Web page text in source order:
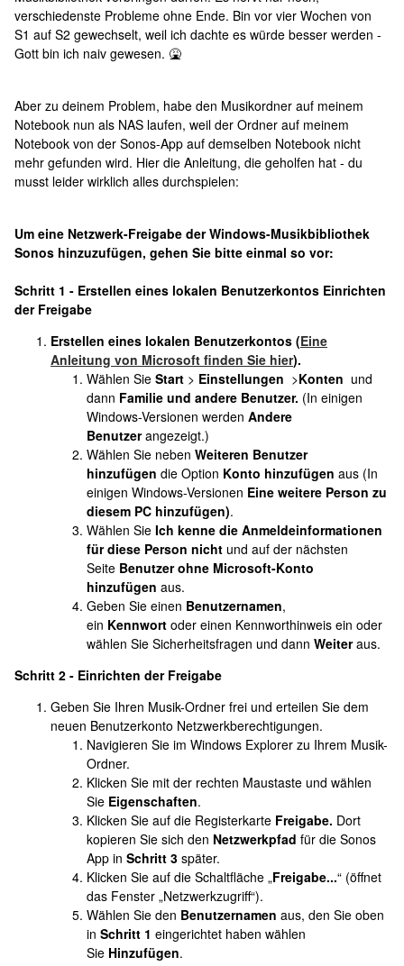
verschiedenste Probleme ohne Ende. Bin vor vier Wochen von
S1 auf S2 gewechselt, weil ich dachte es würde besser werden -
Gott bin ich naiv gewesen. 🤮
Aber zu deinem Problem, habe den Musikordner auf meinem
Notebook nun als NAS laufen, weil der Ordner auf meinem
Notebook von der Sonos-App auf demselben Notebook nicht
mehr gefunden wird. Hier die Anleitung, die geholfen hat - du
musst leider wirklich alles durchspielen:
Um eine Netzwerk-Freigabe der Windows-Musikbibliothek
Sonos hinzuzufügen, gehen Sie bitte einmal so vor:
Schritt 1 - Erstellen eines lokalen Benutzerkontos Einrichten
der Freigabe
Erstellen eines lokalen Benutzerkontos (Eine
Anleitung von Microsoft finden Sie hier).
Wählen Sie Start > Einstellungen >Konten und
dann Familie und andere Benutzer. (In einigen
Windows-Versionen werden Andere
Benutzerangezeigt.)
Wählen Sie neben Weiteren Benutzer
hinzufügen die Option Konto hinzufügen aus (In
einigen Windows-Versionen Eine weitere Person zu
diesem PC hinzufügen).
Wählen Sie Ich kenne die Anmeldeinformationen
für diese Person nicht und auf der nächsten
Seite Benutzer ohne Microsoft-Konto
hinzufügen aus.
Geben Sie einen Benutzernamen,
ein Kennwort oder einen Kennworthinweis ein oder
wählen Sie Sicherheitsfragen und dann Weiteraus.
Schritt 2 - Einrichten der Freigabe
Geben Sie Ihren Musik-Ordner frei und erteilen Sie dem
neuen Benutzerkonto Netzwerkberechtigungen.
Navigieren Sie im Windows Explorer zu Ihrem Musik-
Ordner.
Klicken Sie mit der rechten Maustaste und wählen
Sie Eigenschaften.
Klicken Sie auf die Registerkarte Freigabe. Dort
kopieren Sie sich den Netzwerkpfad für die Sonos
App in Schritt 3 später.
Klicken Sie auf die Schaltfläche „Freigabe...“ (öffnet
das Fenster „Netzwerkzugriff“).
Wählen Sie den Benutzernamen aus, den Sie oben
in Schritt 1 eingerichtet haben wählen
Sie Hinzufügen.